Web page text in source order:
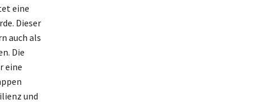
eine
Dieser
auch als
Die
eine
und